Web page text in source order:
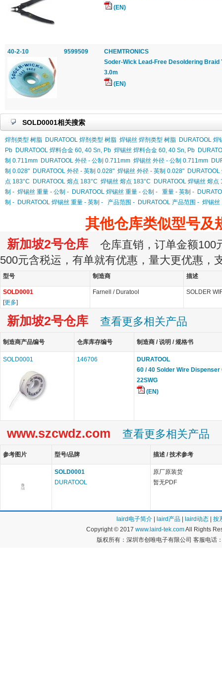
(EN)
40-2-10 9599509
CHEMTRONICS
Soder-Wick Lead-Free Desoldering Braid
3.0m
(EN)
SOLD0001相关搜索
焊剂类型 树脂 DURATOOL 焊剂类型 树脂 焊锡丝 焊剂类型 树脂 DURATOOL 焊
Pb DURATOOL 焊料合金 60, 40 Sn, Pb 焊锡丝 焊料合金 60, 40 Sn, Pb
制 0.711mm DURATOOL 外径 - 公制 0.711mm 焊锡丝 外径 - 公制 0.711mm
制 0.028" DURATOOL 外径 - 英制 0.028" 焊锡丝 外径 - 英制 0.028"
点 183°C
DURATOOL 熔点 183°C 焊锡丝 熔点 183°C
DURATOOL 焊锡丝 熔点
制 - 焊锡丝 重量 - 公制 - DURATOOL 焊锡丝 重量 - 公制 - 重量 - 英制 -
制 - DURATOOL 焊锡丝 重量 - 英制 - 产品范围 - DURATOOL 产品范围 - 焊锡丝
其他仓库类似型号及
新加坡2号仓库 仓库直销，订单金额100
500元含税运，有单就有优惠，量大更优惠，
型号 制造商 描述
SOLD0001
[更多]
Farnell / Duratool SOLDER
新加坡2号仓库 查看更多相关产品
制造商产品编号 仓库库存编号 制造商 / 说明 / 规格书
SOLD0001 146706
DURATOOL
60 / 40 Solder Wire Dispenser
22SWG
(EN)
www.szcwdz.com 查看更多相关产品
参考图片 型号/品牌 描述 / 技术参考
SOLD0001
DURATOOL
原厂原装货
暂无PDF
laird电子简介 laird产品 laird动态
按
Copyright © 2017 www.laird-tek.comAll Rights
版权所有：深圳市创唯电子有限公司 客服电话